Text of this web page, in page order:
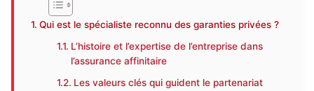
Qui est le spécialiste reconnu des garanties privées ?
L’histoire et l’expertise de l’entreprise dans
l’assurance affinitaire
Les valeurs clés qui guident le partenariat